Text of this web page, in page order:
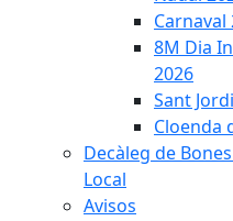
Carnaval
8M Dia
2026
Sant
Cloenda
Decàleg de
Local
Avisos